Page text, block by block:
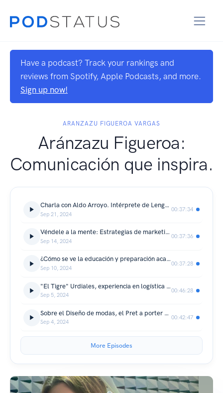
Have a podcast? Track your rankings and
reviews from Spotify, Apple Podcasts, and more.
Sign up now!
ARANZAZU FIGUEROA VARGAS
Aránzazu Figueroa:
Comunicación que inspira.
Charla con Aldo Arroyo. Intérprete de Lengua de Señas Mexicana | Capítulo 38 | Por el gusto
Sep 21, 2024
00:37:34
Véndele a la mente: Estrategias de marketing | Capítulo 37 | Por el gusto
Sep 14, 2024
00:37:36
¿Cómo se ve la educación y preparación académica en los niños? | Capítulo 36 | Por el gusto
Sep 10, 2024
00:37:28
"El Tigre" Urdiales, experiencia en logística portuaria, docencia y política | Capítulo 35 | Por el gusto
Sep 5, 2024
00:46:28
Sobre el Diseño de modas, el Pret a porter y Fast fashion | Capítulo 34 | Por el gusto
Sep 4, 2024
00:42:47
More Episodes